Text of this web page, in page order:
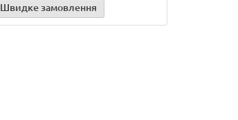
Швидке замовлення